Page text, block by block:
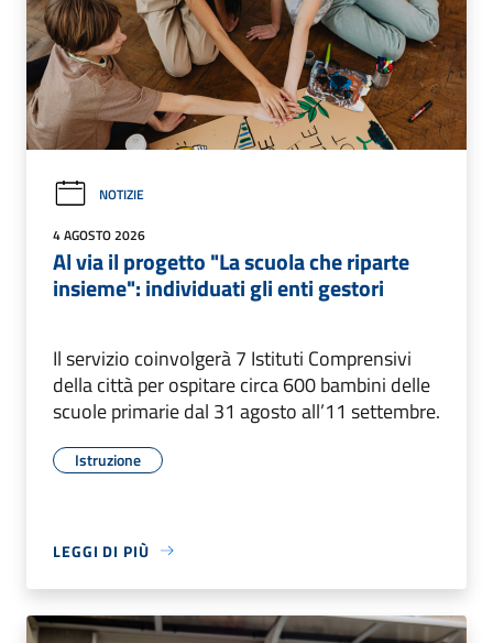
NOTIZIE
4 AGOSTO 2026
Al via il progetto "La scuola che riparte
insieme": individuati gli enti gestori
Il servizio coinvolgerà 7 Istituti Comprensivi
della città per ospitare circa 600 bambini delle
scuole primarie dal 31 agosto all’11 settembre.
Istruzione
LEGGI DI PIÙ